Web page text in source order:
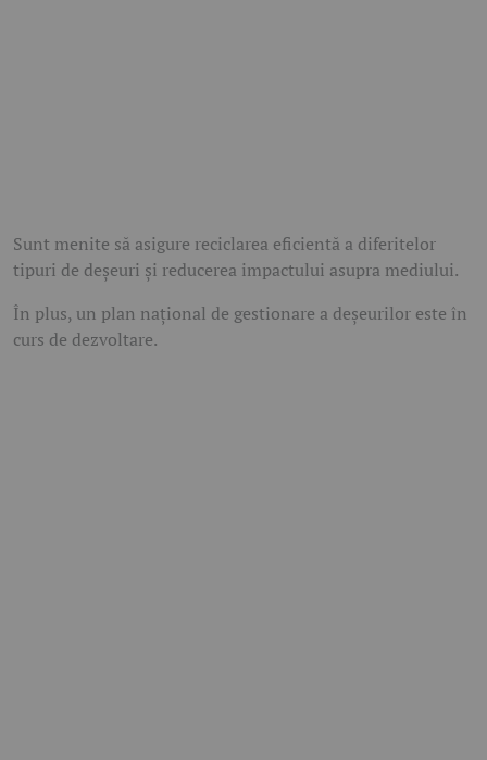
Sunt menite să asigure reciclarea eficientă a diferitelor
tipuri de deșeuri și reducerea impactului asupra mediului.
În plus, un plan național de gestionare a deșeurilor este în
curs de dezvoltare.